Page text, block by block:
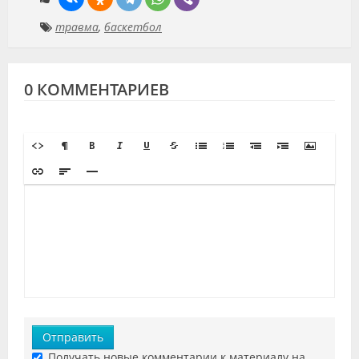
травма, баскетбол
0 КОММЕНТАРИЕВ
Отправить